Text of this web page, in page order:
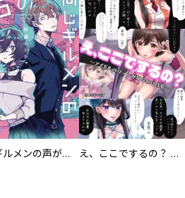
同じギルメンの声が好き え、ここでするの？ アイドルのファンが知らない日常